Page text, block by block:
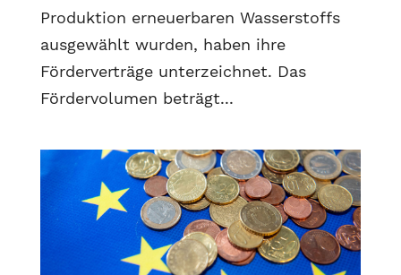
Produktion erneuerbaren Wasserstoffs
ausgewählt wurden, haben ihre
Förderverträge unterzeichnet. Das
Fördervolumen beträgt...